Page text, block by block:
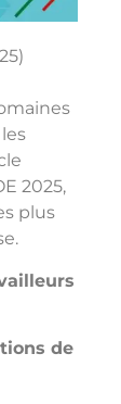
2025,
plus
de